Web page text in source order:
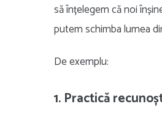
să înțelegem că noi
putem schimba lumea
De exemplu:
1. Practică